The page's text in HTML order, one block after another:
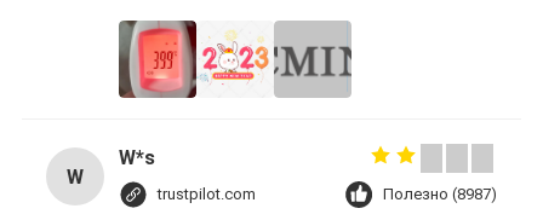
W
W*s
trustpilot.com Полезно (8987)